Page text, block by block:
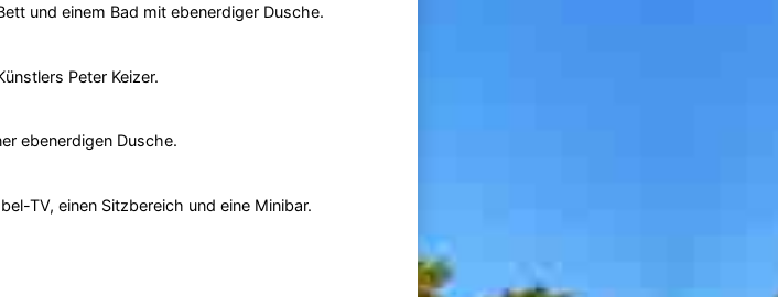
und einem Bad mit ebenerdiger Dusche.
Peter Keizer.
ebenerdigen Dusche.
TV, einen Sitzbereich und eine Minibar.